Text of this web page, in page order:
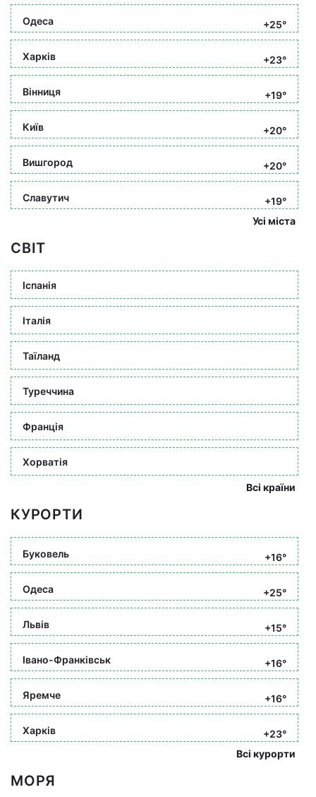
Одеса +25°
Харків +23°
Вінниця +19°
Київ +20°
Вишгород +20°
Славутич
+19°
Усі міста
СВІТ
Іспанія
Італія
Таїланд
Туреччина
Франція
Хорватія
Всі країни
КУРОРТИ
Буковель +16°
Одеса +25°
Львів +15°
Івано-Франківськ +16°
Яремче +16°
Харків
+23°
Всі курорти
МОРЯ